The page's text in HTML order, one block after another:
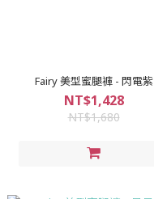
Fairy 美型蜜腿褲 - 閃電紫
NT$1,428
NT$1,680